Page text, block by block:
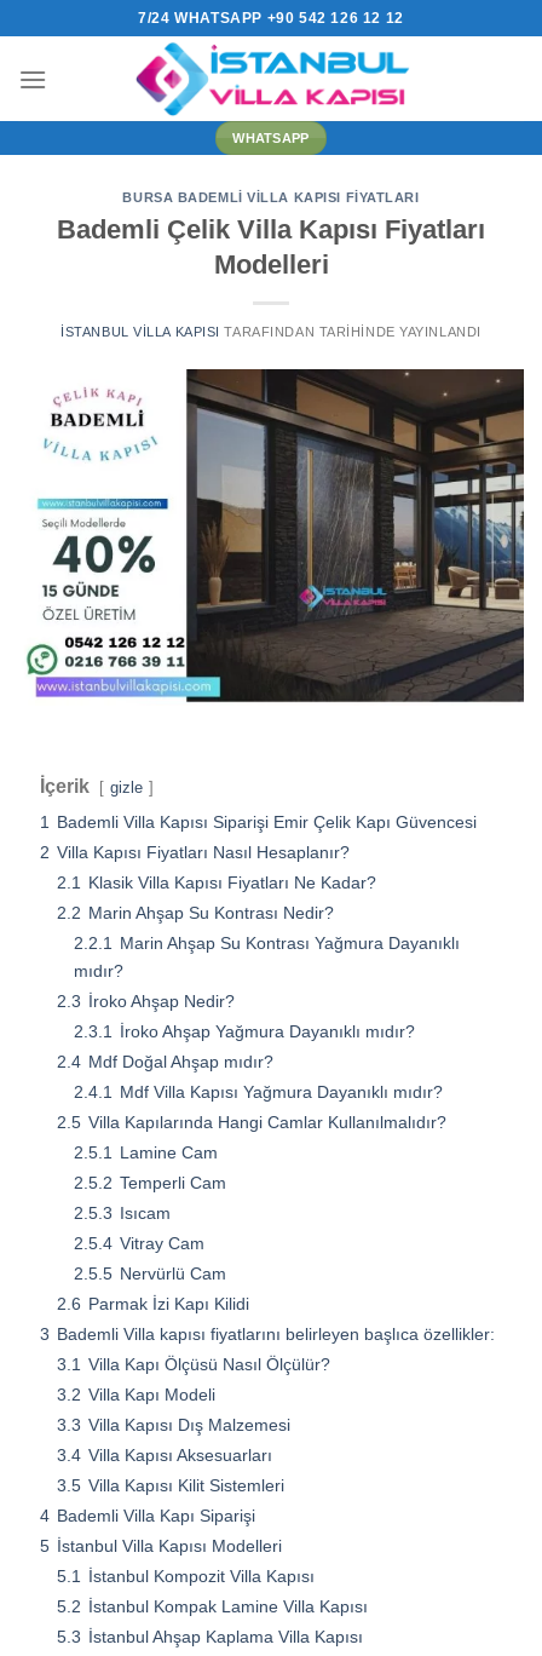
7/24 WHATSAPP +90 542 126 12 12
WHATSAPP
BURSA BADEMLI VILLA KAPISI FIYATLARI
Bademli Çelik Villa Kapısı Fiyatları
Modelleri
İSTANBUL VILLA KAPISI TARAFINDAN TARIHINDE YAYINLANDI
İçerik gizle
1 Bademli Villa Kapısı Siparişi Emir Çelik Kapı Güvencesi
2 Villa Kapısı Fiyatları Nasıl Hesaplanır?
2.1 Klasik Villa Kapısı Fiyatları Ne Kadar?
2.2 Marin Ahşap Su Kontrası Nedir?
2.2.1 Marin Ahşap Su Kontrası Yağmura Dayanıklı
mıdır?
2.3 İroko Ahşap Nedir?
2.3.1 İroko Ahşap Yağmura Dayanıklı mıdır?
2.4 Mdf Doğal Ahşap mıdır?
2.4.1 Mdf Villa Kapısı Yağmura Dayanıklı mıdır?
2.5 Villa Kapılarında Hangi Camlar Kullanılmalıdır?
2.5.1 Lamine Cam
2.5.2 Temperli Cam
2.5.3 Isıcam
2.5.4 Vitray Cam
2.5.5 Nervürlü Cam
2.6 Parmak İzi Kapı Kilidi
3 Bademli Villa kapısı fiyatlarını belirleyen başlıca özellikler:
3.1 Villa Kapı Ölçüsü Nasıl Ölçülür?
3.2 Villa Kapı Modeli
3.3 Villa Kapısı Dış Malzemesi
3.4 Villa Kapısı Aksesuarları
3.5 Villa Kapısı Kilit Sistemleri
4 Bademli Villa Kapı Siparişi
5 İstanbul Villa Kapısı Modelleri
5.1 İstanbul Kompozit Villa Kapısı
5.2 İstanbul Kompak Lamine Villa Kapısı
5.3 İstanbul Ahşap Kaplama Villa Kapısı